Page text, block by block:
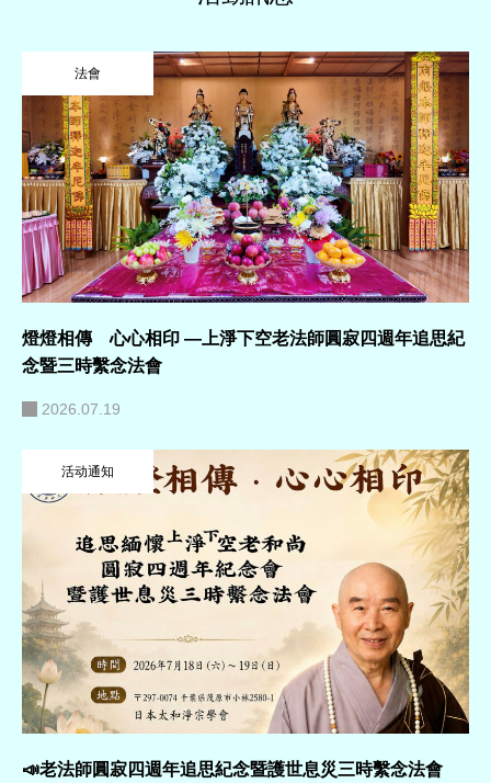
法會
燈燈相傳 心心相印 —上淨下空老法師圓寂四週年追思紀
念暨三時繫念法會
2026.07.19
活动通知
📣老法師圓寂四週年追思紀念暨護世息災三時繫念法會